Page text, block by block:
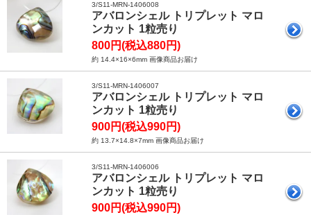
3/S11-MRN-1406008
アバロンシェル トリプレット マロ
ンカット 1粒売り
800円(税込880円)
約 14.4×16×6mm 画像商品お届け
3/S11-MRN-1406007
アバロンシェル トリプレット マロ
ンカット 1粒売り
900円(税込990円)
約 13.7×14.8×7mm 画像商品お届け
3/S11-MRN-1406006
アバロンシェル トリプレット マロ
ンカット 1粒売り
900円(税込990円)